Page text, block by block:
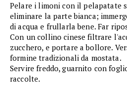
Pelare i limoni con il pelapatate
eliminare la parte bianca;
di acqua e frullarla bene. Far
Con un collino cinese filtrare
zucchero, e portare a bollore.
formine tradizionali da mostata.
Servire freddo, guarnito con
raccolte.